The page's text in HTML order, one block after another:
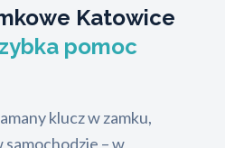
Katowice
pomoc
klucz w zamku,
samochodzie – w